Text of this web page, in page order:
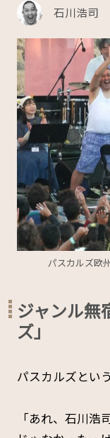
石川浩司
パスカルズ欧
ジャンル無
ズ」
パスカルズとい
「あれ、石川